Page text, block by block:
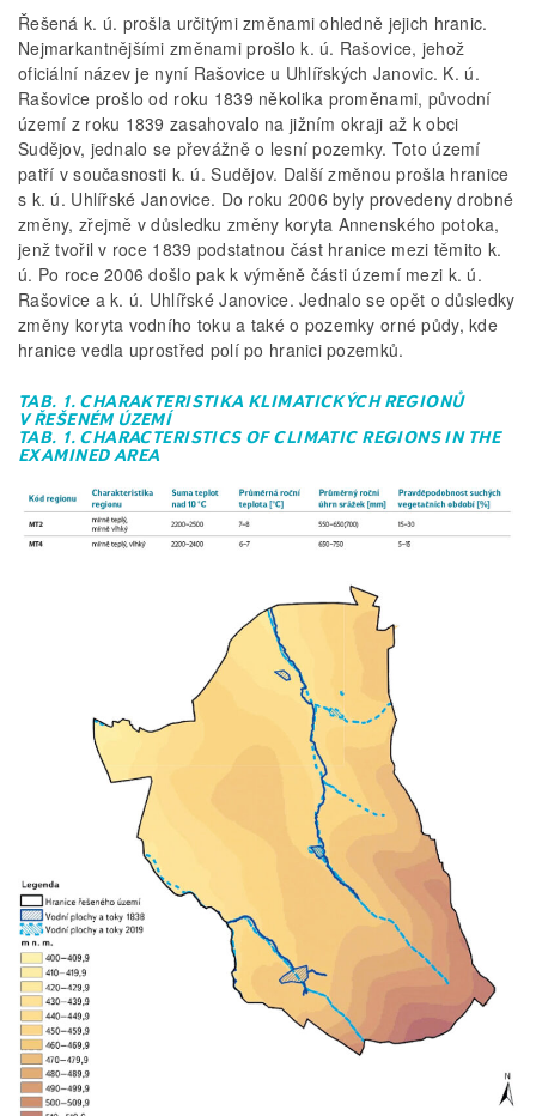
Řešená k. ú. prošla určitými změnami ohledně jejich hranic.
Nejmarkantnějšími změnami prošlo k. ú. Rašovice, jehož
oficiální název je nyní Rašovice u Uhlířských Janovic. K. ú.
Rašovice prošlo od roku 1839 několika proměnami, původní
území z roku 1839 zasahovalo na jižním okraji až k obci
Sudějov, jednalo se převážně o lesní pozemky. Toto území
patří v současnosti k. ú. Sudějov. Další změnou prošla hranice
s k. ú. Uhlířské Janovice. Do roku 2006 byly provedeny drobné
změny, zřejmě v důsledku změny koryta Annenského potoka,
jenž tvořil v roce 1839 podstatnou část hranice mezi těmito k.
ú. Po roce 2006 došlo pak k výměně části území mezi k. ú.
Rašovice a k. ú. Uhlířské Janovice. Jednalo se opět o důsledky
změny koryta vodního toku a také o pozemky orné půdy, kde
hranice vedla uprostřed polí po hranici pozemků.
TAB. 1. CHARAKTERISTIKA KLIMATICKÝCH REGIONŮ
V ŘEŠENÉM ÚZEMÍ
TAB. 1. CHARACTERISTICS OF CLIMATIC REGIONS IN THE
EXAMINED AREA